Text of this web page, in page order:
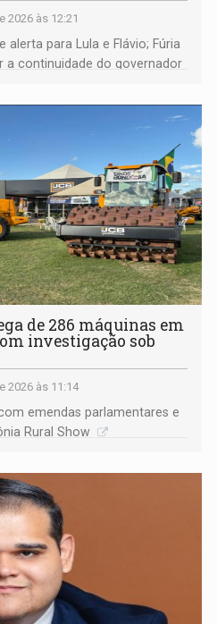
2026 às 12:21
alerta para Lula e Flávio; Fúria
a continuidade do governador
ABAV faz evento em
de 286 máquinas em
investigação sob
2026 às 11:14
emendas parlamentares e
Rural Show